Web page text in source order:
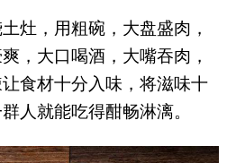
灶，用粗碗，大盘盛肉，
，大口喝酒，大嘴吞肉，
食材十分入味，将滋味十
人就能吃得酣畅淋漓。